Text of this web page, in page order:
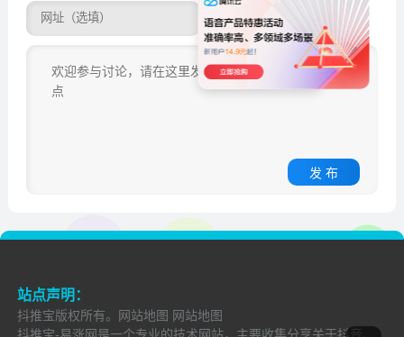
发 布
站点声明：
抖推宝版权所有。 网站地图 网站地图